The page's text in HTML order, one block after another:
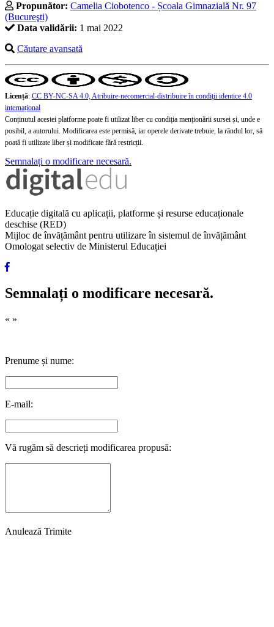
Propunător: Camelia Ciobotenco - Școala Gimnazială Nr. 97
(Bucureşti)
Data validării: 1 mai 2022
Căutare avansată
Licență: CC BY-NC-SA 4.0, Atribuire-necomercial-distribuire în condiţii identice 4.0
internațional
Conținutul acestei platforme poate fi utilizat liber cu condiția menționării sursei și, unde e
posibil, a autorului. Modificarea este permisă, iar operele derivate trebuie, la rândul lor, să
poată fi utilizate liber și modificate fără restricții.
Semnalați o modificare necesară.
Educație digitală cu aplicații, platforme și resurse educaționale
deschise (RED)
Mijloc de învățământ pentru utilizare în sistemul de învățământ
Omologat selectiv de Ministerul Educației
Semnalați o modificare necesară.
« »
Prenume și nume:
E-mail:
Vă rugăm să descrieți modificarea propusă:
Anulează Trimite